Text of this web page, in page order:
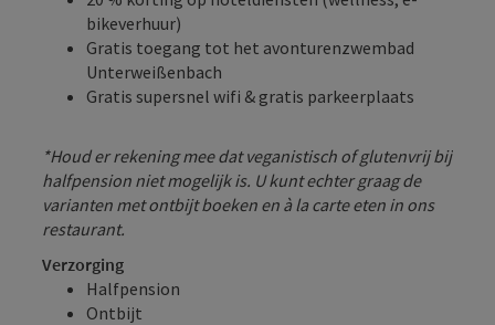
bikeverhuur)
Gratis toegang tot het avonturenzwembad
Unterweißenbach
Gratis supersnel wifi & gratis parkeerplaats
*Houd er rekening mee dat veganistisch of glutenvrij bij
halfpension niet mogelijk is. U kunt echter graag de
varianten met ontbijt boeken en à la carte eten in ons
restaurant.
Verzorging
Halfpension
Ontbijt